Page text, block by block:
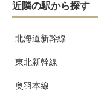
近隣の駅から探す
北海道新幹線
新青森駅
東北新幹線
新青森駅
奥羽本線